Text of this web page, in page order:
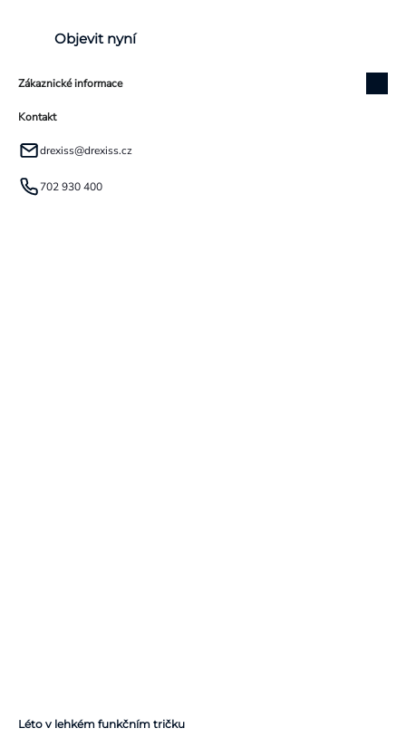
Objevit nyní
Zákaznické informace
Kontakt
drexiss@drexiss.cz
702 930 400
Léto v lehkém funkčním tričku